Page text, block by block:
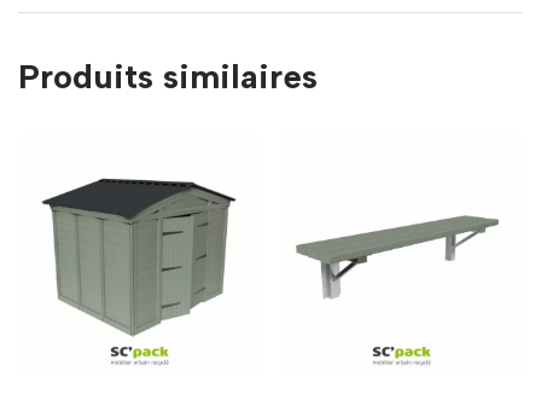
Produits similaires